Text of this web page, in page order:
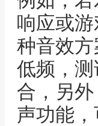
响应或
种音效方
低频，
合，另
声功能